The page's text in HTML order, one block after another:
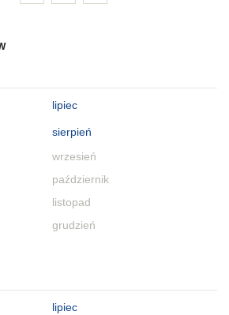
lipiec
sierpień
wrzesień
październik
listopad
grudzień
lipiec